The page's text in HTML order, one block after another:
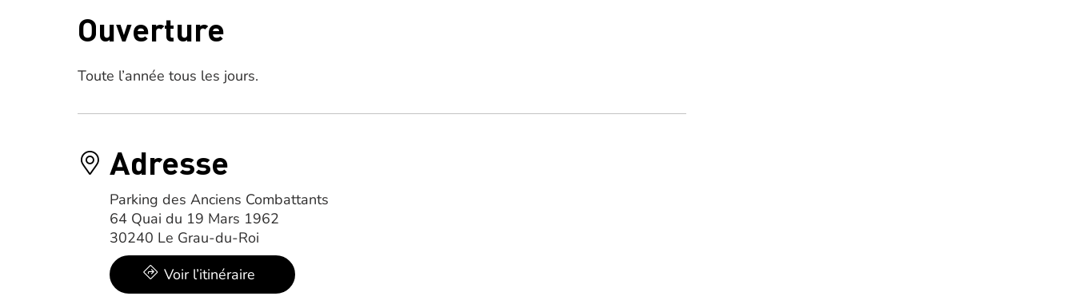
Ouverture
Toute l’année tous les jours.
Adresse
Parking des Anciens Combattants
64 Quai du 19 Mars 1962
30240 Le Grau-du-Roi
Voir l’itinéraire